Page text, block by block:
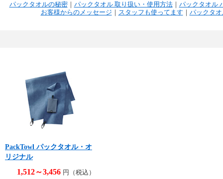
パックタオルの秘密｜ パックタオル 取り扱い・使用方法｜ パックタオル
お客様からのメッセージ ｜ スタッフも使ってます ｜ パックタ
PackTowl パックタオル・オ
リジナル
1,512～3,456 円（税込）